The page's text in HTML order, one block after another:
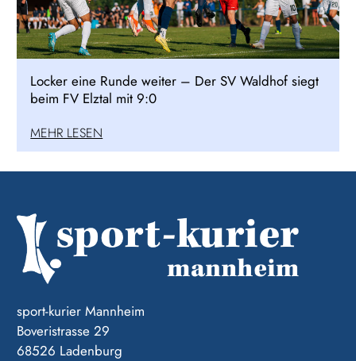
Locker eine Runde weiter – Der SV Waldhof siegt
beim FV Elztal mit 9:0
MEHR LESEN
sport-kurier Mannheim
Boveristrasse 29
68526 Ladenburg